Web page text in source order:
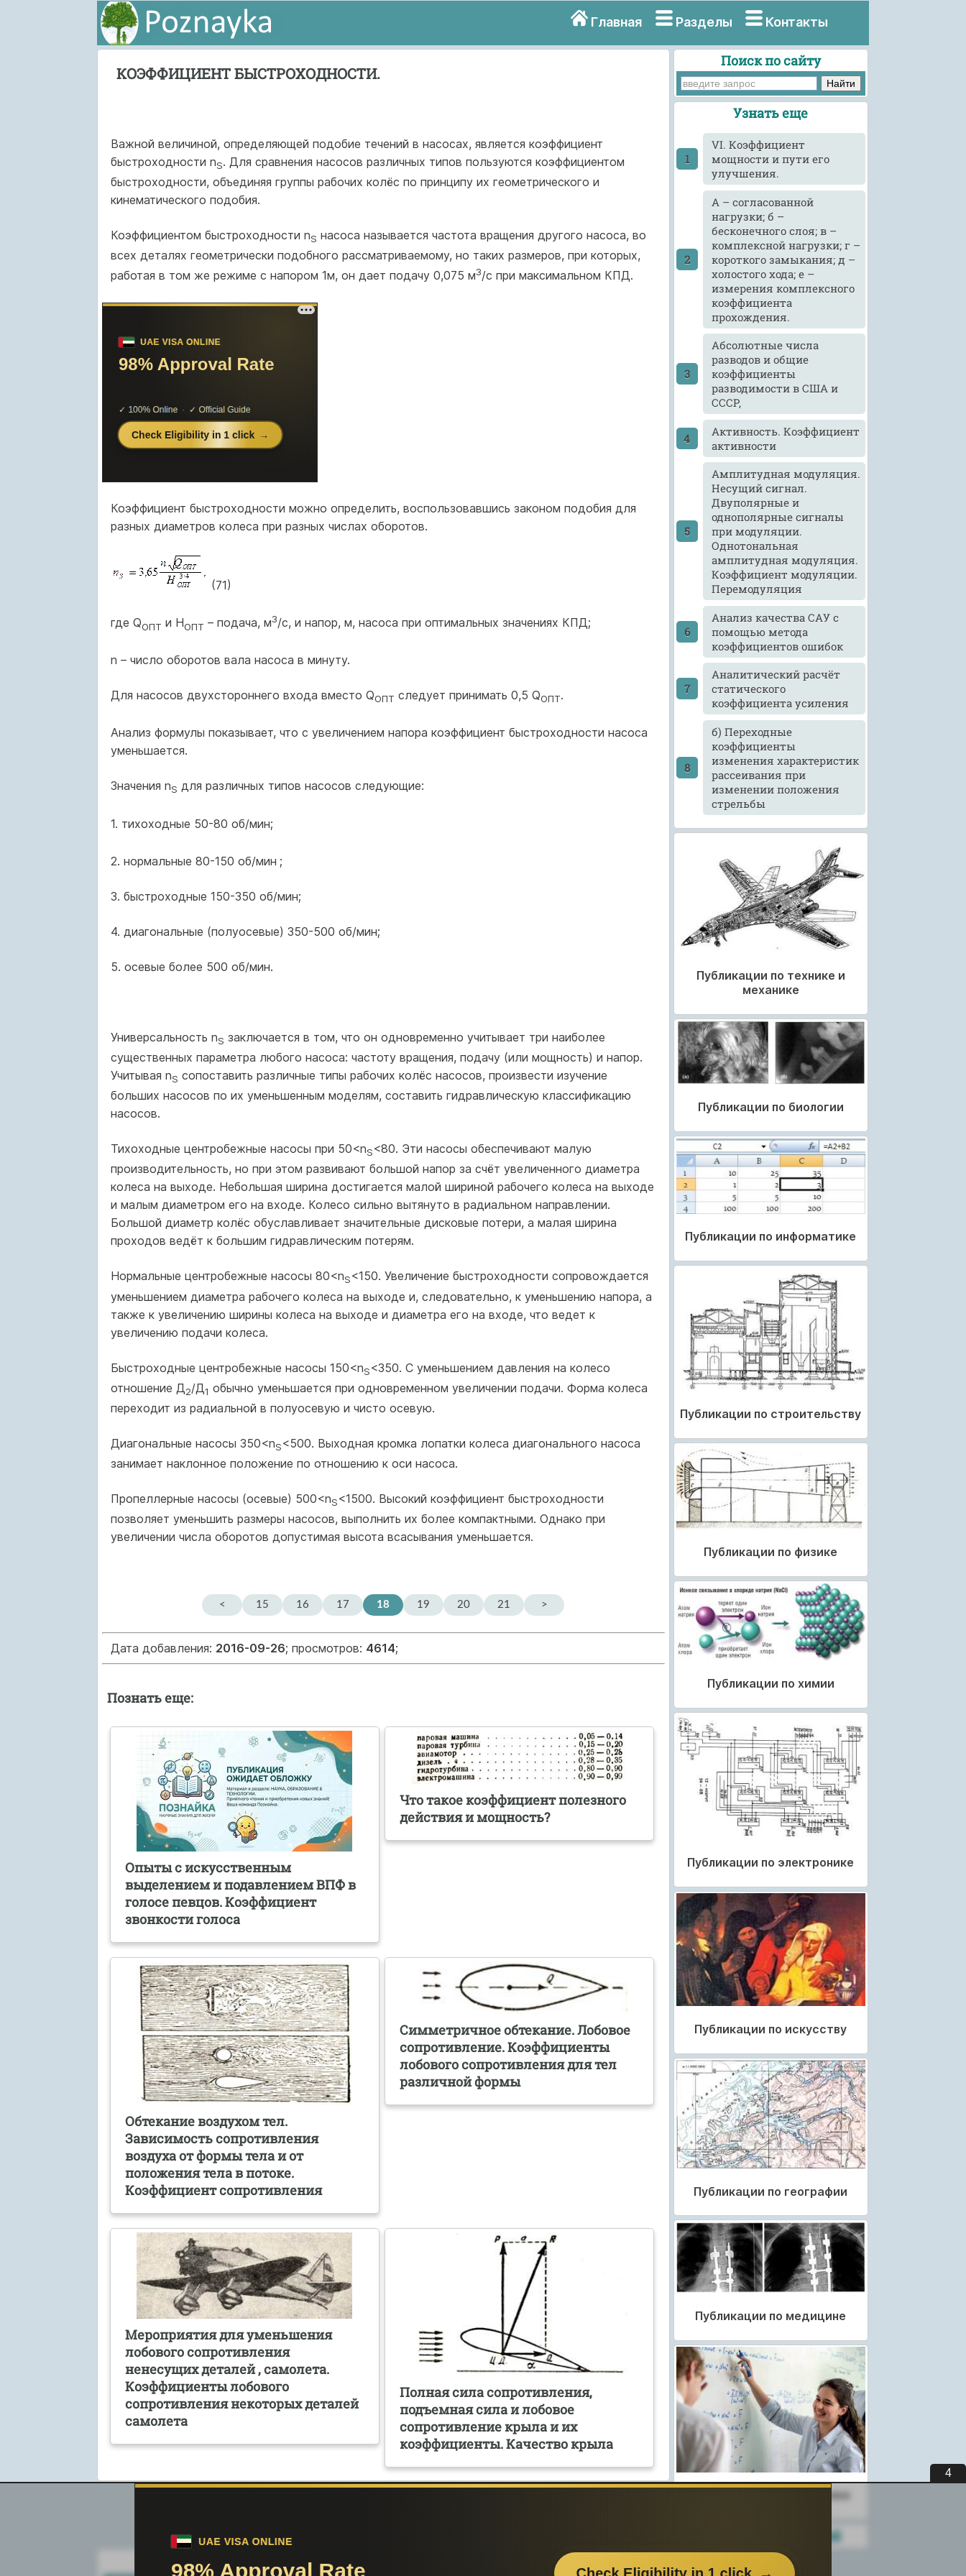
Главная Разделы Контакты
КОЭФФИЦИЕНТ БЫСТРОХОДНОСТИ.
Важной величиной, определяющей подобие течений в насосах, является коэффициент
быстроходности nS. Для сравнения насосов различных типов пользуются коэффициентом
быстроходности, объединяя группы рабочих колёс по принципу их геометрического и
кинематического подобия.
Коэффициентом быстроходности nS насоса называется частота вращения другого насоса, во
всех деталях геометрически подобного рассматриваемому, но таких размеров, при которых,
работая в том же режиме с напором 1м, он дает подачу 0,075 м3/с при максимальном КПД.
Коэффициент быстроходности можно определить, воспользовавшись законом подобия для
разных диаметров колеса при разных числах оборотов.
(71)
где QОПТ и HОПТ – подача, м3/с, и напор, м, насоса при оптимальных значениях КПД;
n – число оборотов вала насоса в минуту.
Для насосов двухстороннего входа вместо QОПТ следует принимать 0,5 QОПТ.
Анализ формулы показывает, что с увеличением напора коэффициент быстроходности насоса
уменьшается.
Значения nS для различных типов насосов следующие:
1. тихоходные 50-80 об/мин;
2. нормальные 80-150 об/мин ;
3. быстроходные 150-350 об/мин;
4. диагональные (полуосевые) 350-500 об/мин;
5. осевые более 500 об/мин.
Универсальность nS заключается в том, что он одновременно учитывает три наиболее
существенных параметра любого насоса: частоту вращения, подачу (или мощность) и напор.
Учитывая nS сопоставить различные типы рабочих колёс насосов, произвести изучение
больших насосов по их уменьшенным моделям, составить гидравлическую классификацию
насосов.
Тихоходные центробежные насосы при 50<nS<80. Эти насосы обеспечивают малую
производительность, но при этом развивают большой напор за счёт увеличенного диаметра
колеса на выходе. Небольшая ширина достигается малой шириной рабочего колеса на выходе
и малым диаметром его на входе. Колесо сильно вытянуто в радиальном направлении.
Большой диаметр колёс обуславливает значительные дисковые потери, а малая ширина
проходов ведёт к большим гидравлическим потерям.
Нормальные центробежные насосы 80<nS<150. Увеличение быстроходности сопровождается
уменьшением диаметра рабочего колеса на выходе и, следовательно, к уменьшению напора, а
также к увеличению ширины колеса на выходе и диаметра его на входе, что ведет к
увеличению подачи колеса.
Быстроходные центробежные насосы 150<nS<350. С уменьшением давления на колесо
отношение Д2/Д1 обычно уменьшается при одновременном увеличении подачи. Форма колеса
переходит из радиальной в полуосевую и чисто осевую.
Диагональные насосы 350<nS<500. Выходная кромка лопатки колеса диагонального насоса
занимает наклонное положение по отношению к оси насоса.
Пропеллерные насосы (осевые) 500<nS<1500. Высокий коэффициент быстроходности
позволяет уменьшить размеры насосов, выполнить их более компактными. Однако при
увеличении числа оборотов допустимая высота всасывания уменьшается.
< 15 16 17 18 19 20 21 >
Дата добавления: 2016-09-26; просмотров: 4614;
Познать еще:
Опыты с искусственным
выделением и подавлением ВПФ в
голосе певцов. Коэффициент
звонкости голоса
Что такое коэффициент полезного
действия и мощность?
Обтекание воздухом тел.
Зависимость сопротивления
воздуха от формы тела и от
положения тела в потоке.
Коэффициент сопротивления
Симметричное обтекание. Лобовое
сопротивление. Коэффициенты
лобового сопротивления для тел
различной формы
Мероприятия для уменьшения
лобового сопротивления
ненесущих деталей , самолета.
Коэффициенты лобового
сопротивления некоторых деталей
самолета
Полная сила сопротивления,
подъемная сила и лобовое
сопротивление крыла и их
коэффициенты. Качество крыла
Поиск по сайту
Узнать еще
VI. Коэффициент
мощности и пути его
улучшения.
А – согласованной
нагрузки; б –
бесконечного слоя; в –
комплексной нагрузки; г –
короткого замыкания; д –
холостого хода; е –
измерения комплексного
коэффициента
прохождения.
Абсолютные числа
разводов и общие
коэффициенты
разводимости в США и
СССР,
Активность. Коэффициент
активности
Амплитудная модуляция.
Несущий сигнал.
Двуполярные и
однополярные сигналы
при модуляции.
Однотональная
амплитудная модуляция.
Коэффициент модуляции.
Перемодуляция
Анализ качества САУ с
помощью метода
коэффициентов ошибок
Аналитический расчёт
статического
коэффициента усиления
б) Переходные
коэффициенты
изменения характеристик
рассеивания при
изменении положения
стрельбы
Публикации по технике и
механике
Публикации по биологии
Публикации по информатике
Публикации по строительству
Публикации по физике
Публикации по химии
Публикации по электронике
Публикации по искусству
Публикации по географии
Публикации по медицине
Публикации по педагогике
Разделы публикаций
Поиск по сайту:
Поделитесь с друзьями:
3